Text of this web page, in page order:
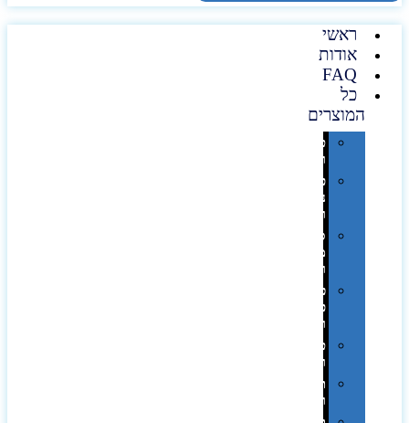
ראשי
אודות
FAQ
כל
המוצרים
טכנולוגיה
וגאדג'טים
פנאי,
נופש
ונסיעות
סביבת
משרד
ופרימיום
כלים,
פנסים
ורכב
טקסטיל
וחורף
תיקים
ומזוודות